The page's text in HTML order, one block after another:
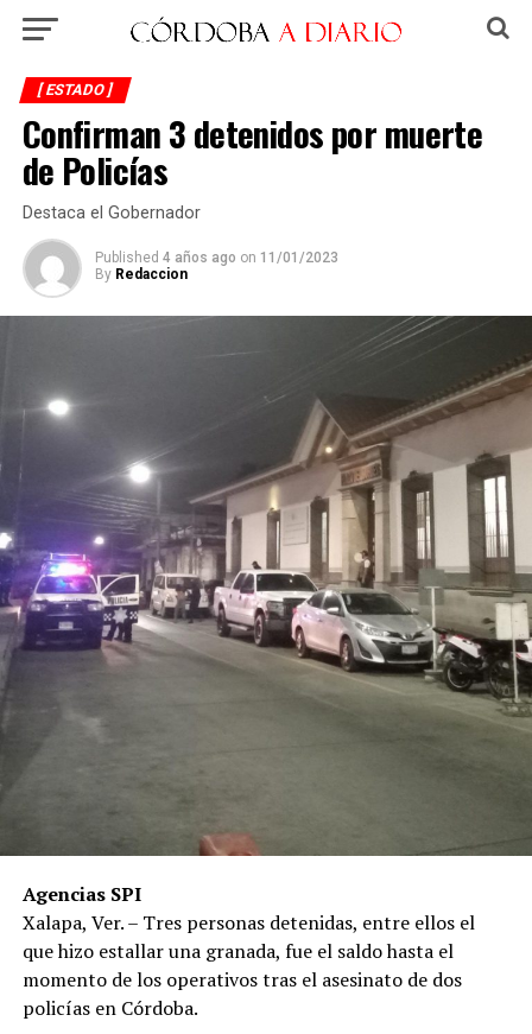
[ ESTADO ]
Confirman 3 detenidos por muerte
de Policías
Destaca el Gobernador
Published 4 años ago on 11/01/2023
By Redaccion
Agencias SPI
Xalapa, Ver. – Tres personas detenidas, entre ellos el
que hizo estallar una granada, fue el saldo hasta el
momento de los operativos tras el asesinato de dos
policías en Córdoba.